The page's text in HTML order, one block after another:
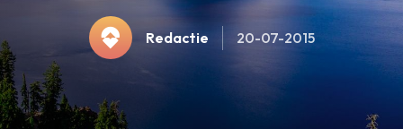
Redactie 20-07-2015